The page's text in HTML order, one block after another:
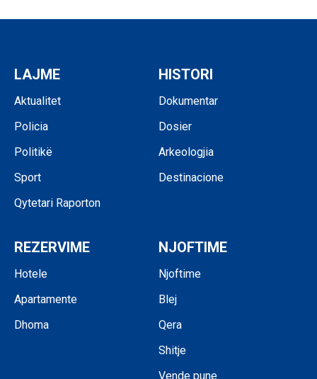
LAJME
Aktualitet
Policia
Politikë
Sport
Qytetari Raporton
HISTORI
Dokumentar
Dosier
Arkeologjia
Destinacione
REZERVIME
Hotele
Apartamente
Dhoma
NJOFTIME
Njoftime
Blej
Qera
Shitje
Vende pune